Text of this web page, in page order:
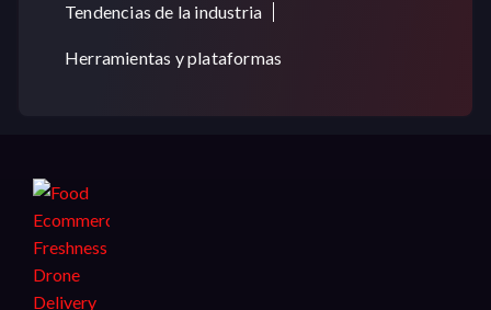
Tendencias de la industria
Herramientas y plataformas